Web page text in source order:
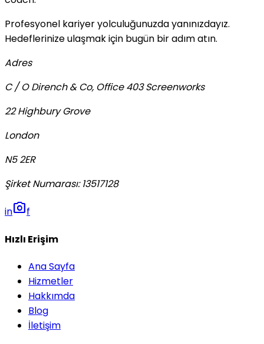
Profesyonel kariyer yolculuğunuzda yanınızdayız.
Hedeflerinize ulaşmak için bugün bir adım atın.
Adres
C / O Dirench & Co, Office 403 Screenworks
22 Highbury Grove
London
N5 2ER
Şirket Numarası: 13517128
inphoto_cameraf
Hızlı Erişim
Ana Sayfa
Hizmetler
Hakkımda
Blog
İletişim